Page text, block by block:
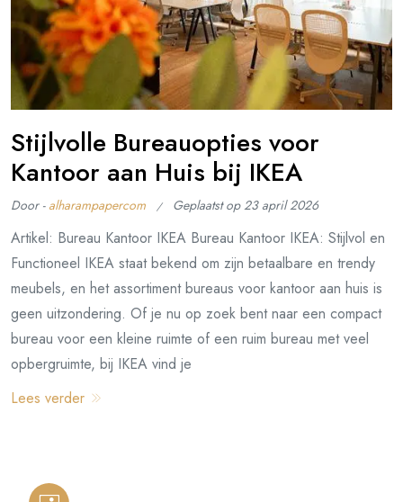
Stijlvolle Bureauopties voor
Kantoor aan Huis bij IKEA
Door - alharampapercom Geplaatst op23 april 2026
Artikel: Bureau Kantoor IKEA Bureau Kantoor IKEA: Stijlvol en
Functioneel IKEA staat bekend om zijn betaalbare en trendy
meubels, en het assortiment bureaus voor kantoor aan huis is
geen uitzondering. Of je nu op zoek bent naar een compact
bureau voor een kleine ruimte of een ruim bureau met veel
opbergruimte, bij IKEA vind je
Lees verder